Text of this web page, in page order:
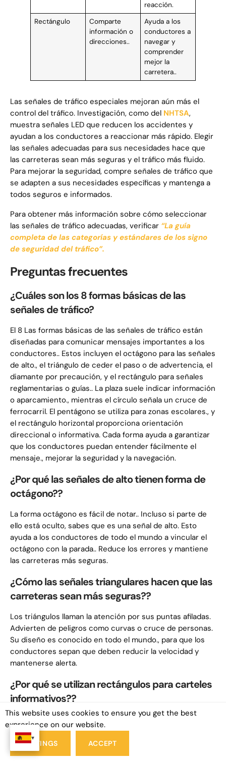
reacción.
Rectángulo
Comparte
información o
direcciones..
Ayuda a los
conductores a
navegar y
comprender
mejor la
carretera..
Las señales de tráfico especiales mejoran aún más el
control del tráfico. Investigación, como del NHTSA,
muestra señales LED que reducen los accidentes y
ayudan a los conductores a reaccionar más rápido. Elegir
las señales adecuadas para sus necesidades hace que
las carreteras sean más seguras y el tráfico más fluido.
Para mejorar la seguridad, compre señales de tráfico que
se adapten a sus necesidades específicas y mantenga a
todos seguros e informados.
Para obtener más información sobre cómo seleccionar
las señales de tráfico adecuadas, verificar “La guía
completa de las categorías y estándares de los signo
de seguridad del tráfico”.
Preguntas frecuentes
¿Cuáles son los 8 formas básicas de las
señales de tráfico?
El 8 Las formas básicas de las señales de tráfico están
diseñadas para comunicar mensajes importantes a los
conductores.. Estos incluyen el octágono para las señales
de alto., el triángulo de ceder el paso o de advertencia, el
diamante por precaución, y el rectángulo para señales
reglamentarias o guías.. La plaza suele indicar información
o aparcamiento., mientras el círculo señala un cruce de
ferrocarril. El pentágono se utiliza para zonas escolares., y
el rectángulo horizontal proporciona orientación
direccional o informativa. Cada forma ayuda a garantizar
que los conductores puedan entender fácilmente el
mensaje., mejorar la seguridad y la navegación.
¿Por qué las señales de alto tienen forma de
octágono??
La forma octágono es fácil de notar.. Incluso si parte de
ello está oculto, sabes que es una señal de alto. Esto
ayuda a los conductores de todo el mundo a vincular el
octágono con la parada.. Reduce los errores y mantiene
las carreteras más seguras.
¿Cómo las señales triangulares hacen que las
carreteras sean más seguras??
Los triángulos llaman la atención por sus puntas afiladas.
Advierten de peligros como curvas o cruce de personas.
Su diseño es conocido en todo el mundo., para que los
conductores sepan que deben reducir la velocidad y
mantenerse alerta.
¿Por qué se utilizan rectángulos para carteles
informativos??
Los rectángulos son simples y fáciles de leer.. Pueden
contener más palabras o imágenes., haciéndolos ideales
para instrucciones o reglas. Esto ayuda a los
conductores a encontrar lo que necesitan rápidamente.
This website uses cookies to ensure you get the best
exprerience on our website.